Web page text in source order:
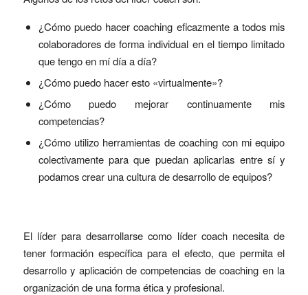
¿Cómo puedo hacer coaching eficazmente a todos mis
colaboradores de forma individual en el tiempo limitado
que tengo en mí día a día?
¿Cómo puedo hacer esto «virtualmente»?
¿Cómo puedo mejorar continuamente mis
competencias?
¿Cómo utilizo herramientas de coaching con mi equipo
colectivamente para que puedan aplicarlas entre sí y
podamos crear una cultura de desarrollo de equipos?
El líder para desarrollarse como líder coach necesita de
tener formación específica para el efecto, que permita el
desarrollo y aplicación de competencias de coaching en la
organización de una forma ética y profesional.